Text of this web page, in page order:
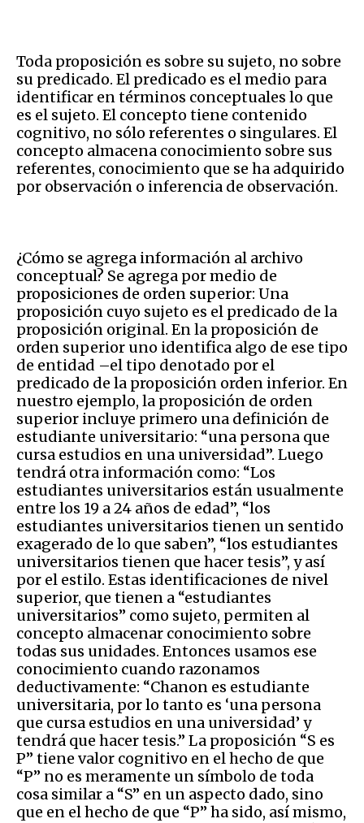
Toda proposición es sobre su sujeto, no sobre
su predicado. El predicado es el medio para
identificar en términos conceptuales lo que
es el sujeto. El concepto tiene contenido
cognitivo, no sólo referentes o singulares. El
concepto almacena conocimiento sobre sus
referentes, conocimiento que se ha adquirido
por observación o inferencia de observación.
¿Cómo se agrega información al archivo
conceptual? Se agrega por medio de
proposiciones de orden superior: Una
proposición cuyo sujeto es el predicado de la
proposición original. En la proposición de
orden superior uno identifica algo de ese tipo
de entidad –el tipo denotado por el
predicado de la proposición orden inferior. En
nuestro ejemplo, la proposición de orden
superior incluye primero una definición de
estudiante universitario: “una persona que
cursa estudios en una universidad”. Luego
tendrá otra información como: “Los
estudiantes universitarios están usualmente
entre los 19 a 24 años de edad”, “los
estudiantes universitarios tienen un sentido
exagerado de lo que saben”, “los estudiantes
universitarios tienen que hacer tesis”, y así
por el estilo. Estas identificaciones de nivel
superior, que tienen a “estudiantes
universitarios” como sujeto, permiten al
concepto almacenar conocimiento sobre
todas sus unidades. Entonces usamos ese
conocimiento cuando razonamos
deductivamente: “Chanon es estudiante
universitaria, por lo tanto es ‘una persona
que cursa estudios en una universidad’ y
tendrá que hacer tesis.” La proposición “S es
P” tiene valor cognitivo en el hecho de que
“P” no es meramente un símbolo de toda
cosa similar a “S” en un aspecto dado, sino
que en el hecho de que “P” ha sido, así mismo,